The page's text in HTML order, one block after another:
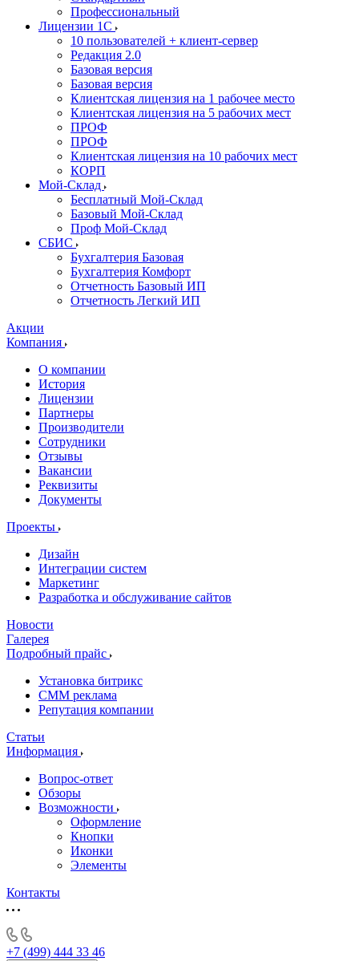
Профессиональный
Лицензии 1С
10 пользователей + клиент-сервер
Редакция 2.0
Базовая версия
Базовая версия
Клиентская лицензия на 1 рабочее место
Клиентская лицензия на 5 рабочих мест
ПРОФ
ПРОФ
Клиентская лицензия на 10 рабочих мест
КОРП
Мой-Склад
Бесплатный Мой-Склад
Базовый Мой-Склад
Проф Мой-Склад
СБИС
Бухгалтерия Базовая
Бухгалтерия Комфорт
Отчетность Базовый ИП
Отчетность Легкий ИП
Акции
Компания
О компании
История
Лицензии
Партнеры
Производители
Сотрудники
Отзывы
Вакансии
Реквизиты
Документы
Проекты
Дизайн
Интеграции систем
Маркетинг
Разработка и обслуживание сайтов
Новости
Галерея
Подробный прайс
Установка битрикс
CMM реклама
Репутация компании
Статьи
Информация
Вопрос-ответ
Обзоры
Возможности
Оформление
Кнопки
Иконки
Элементы
Контакты
+7 (499) 444 33 46